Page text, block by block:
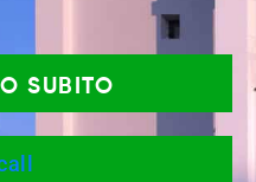
SUBITO